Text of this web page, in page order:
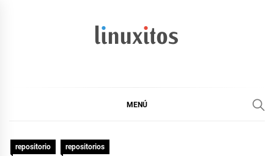
MENÚ
repositorio repositorios